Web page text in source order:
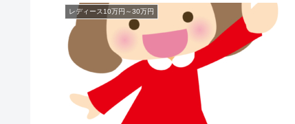
レディース10万円～30万円